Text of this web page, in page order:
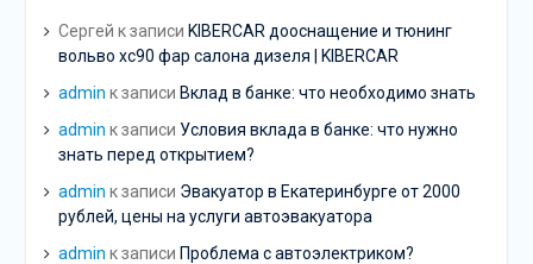
Сергей к записи KIBERCAR дооснащение и тюнинг
вольво хс90 фар салона дизеля | KIBERCAR
admin к записи Вклад в банке: что необходимо знать
admin к записи Условия вклада в банке: что нужно
знать перед открытием?
admin к записи Эвакуатор в Екатеринбурге от 2000
рублей, цены на услуги автоэвакуатора
admin к записи Проблема с автоэлектриком?